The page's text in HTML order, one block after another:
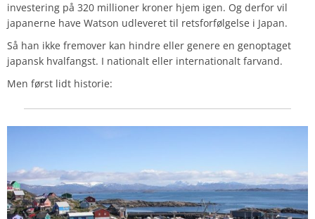
investering på 320 millioner kroner hjem igen. Og derfor vil
japanerne have Watson udleveret til retsforfølgelse i Japan.
Så han ikke fremover kan hindre eller genere en genoptaget
japansk hvalfangst. I nationalt eller internationalt farvand.
Men først lidt historie: